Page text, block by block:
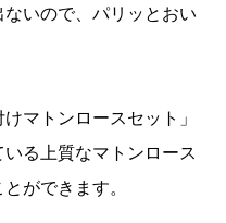
いので、パリッとおい
マトンロースセット」
る上質なマトンロース
ができます。